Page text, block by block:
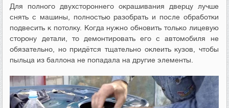
Для полного двухстороннего окрашивания дверцу лучше
снять с машины, полностью разобрать и после обработки
подвесить к потолку. Когда нужно обновить только лицевую
сторону детали, то демонтировать его с автомобиля не
обязательно, но придётся тщательно оклеить кузов, чтобы
пыльца из баллона не попадала на другие элементы.